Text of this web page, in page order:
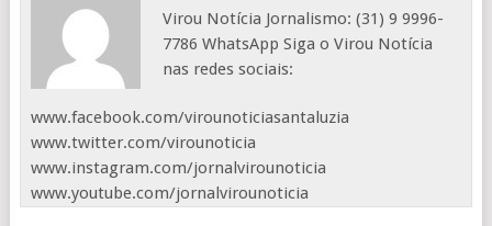
Virou Notícia Jornalismo: (31) 9 9996-
7786 WhatsApp Siga o Virou Notícia
nas redes sociais:
www.facebook.com/virounoticiasantaluzia
www.twitter.com/virounoticia
www.instagram.com/jornalvirounoticia
www.youtube.com/jornalvirounoticia